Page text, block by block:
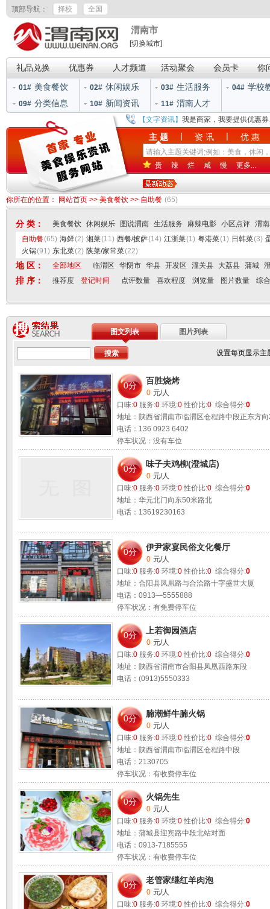
顶部导航： 择校 全国
渭南市
[切换城市]
礼品兑换 优惠券 人才频道 活动聚会 会员卡 你
01# 美食餐饮 02# 休闲娱乐 03# 生活服务 04# 学校
09# 分类信息 10# 新闻资讯 11# 渭南人才
【文字资讯】 我是商家，我要提供优惠
主 题 | 资 讯 | 优 惠
贵 辣 烂 咸 慢 更多...
你所在的位置： 网站首页 >> 美食餐饮 >> 自助餐 (65)
分 类： 美食餐饮 休闲娱乐 图说渭南 生活服务 麻辣电影 小区点评 渭
自助餐(65) 海鲜(2) 湘菜(11) 西餐/披萨(14) 江浙菜(1) 粤港菜(1) 日韩菜(3)
火锅(91) 东北菜(2) 陕菜/家常菜(22)
地 区： 全部地区 临渭区 华阴市 华县 开发区 潼关县 大荔县 蒲城
排 序： 推荐度 登记时间 点评数量 喜欢程度 浏览量 图片数量 综
图文列表 图片列表
设置每页显示
0分 百胜烧烤
0 元/人
口味:0 服务:0 环境:0 性价比:0 综合得分:0
地址：陕西省渭南市临渭区仓程路中段正东方
电话：136 0923 6402
停车状况：没有车位
0分 味子夫鸡柳(澄城店)
0 元/人
口味:0 服务:0 环境:0 性价比:0 综合得分:0
地址：华元北门向东50米路北
电话：13619230163
0分 伊尹家宴民俗文化餐厅
0 元/人
口味:0 服务:0 环境:0 性价比:0 综合得分:0
地址：合阳县凤凰路与合洽路十字盛世大厦
电话：0913—5555888
停车状况：有免费停车位
0分 上若御园酒店
0 元/人
口味:0 服务:0 环境:0 性价比:0 综合得分:0
地址：陕西省渭南市合阳县凤凰西路东段
电话：(0913)5550333
0分 腩潮鲜牛腩火锅
0 元/人
口味:0 服务:0 环境:0 性价比:0 综合得分:0
地址：陕西省渭南市临渭区仓程路中段
电话：2130705
停车状况：有收费停车位
0分 火锅先生
0 元/人
口味:0 服务:0 环境:0 性价比:0 综合得分:0
地址：蒲城县迎宾路中段北站对面
电话：0913-7185555
停车状况：有收费停车位
0分 老管家继红羊肉泡
0 元/人
口味:0 服务:0 环境:0 性价比:0 综合得分:0